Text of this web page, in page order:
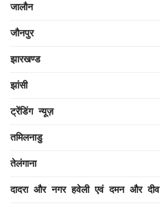
जालौन
जौनपुर
झारखण्ड
झांसी
ट्रेंडिंग न्यूज़
तमिलनाडु
तेलंगाना
दादरा और नगर हवेली एवं दमन और दीव